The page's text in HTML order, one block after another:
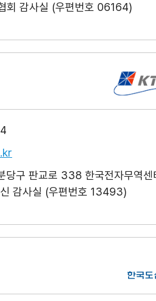
회 감사실 (우편번호 06164)
당구 판교로 338 한국전자무역센
감사실 (우편번호 13493)